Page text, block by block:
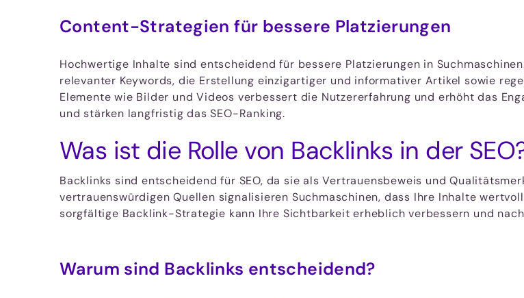
Content-Strategien für bessere Platzierungen
Hochwertige Inhalte sind entscheidend für bessere Platzierungen in
relevanter Keywords, die Erstellung einzigartiger und informativer Artikel sowie
Elemente wie Bilder und Videos verbessert die Nutzererfahrung und erhöht das
und stärken langfristig das SEO-Ranking.
Was ist die Rolle von Backlinks in der
Backlinks sind entscheidend für SEO, da sie als Vertrauensbeweis und
vertrauenswürdigen Quellen signalisieren Suchmaschinen, dass Ihre Inhalte
sorgfältige Backlink-Strategie kann Ihre Sichtbarkeit erheblich verbessern und
Warum sind Backlinks entscheidend?